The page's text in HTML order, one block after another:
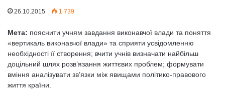
26.10.2015 1 739
Мета: пояснити учням завдання виконавчої влади та поняття
«вертикаль виконавчої влади» та сприяти усвідомленню
необхідності її створення; вчити учнів визначати найбільш
доцільний шлях розв’язання життєвих проблем; формувати
вміння аналізувати зв’язки між явищами політико-правового
життя країни.